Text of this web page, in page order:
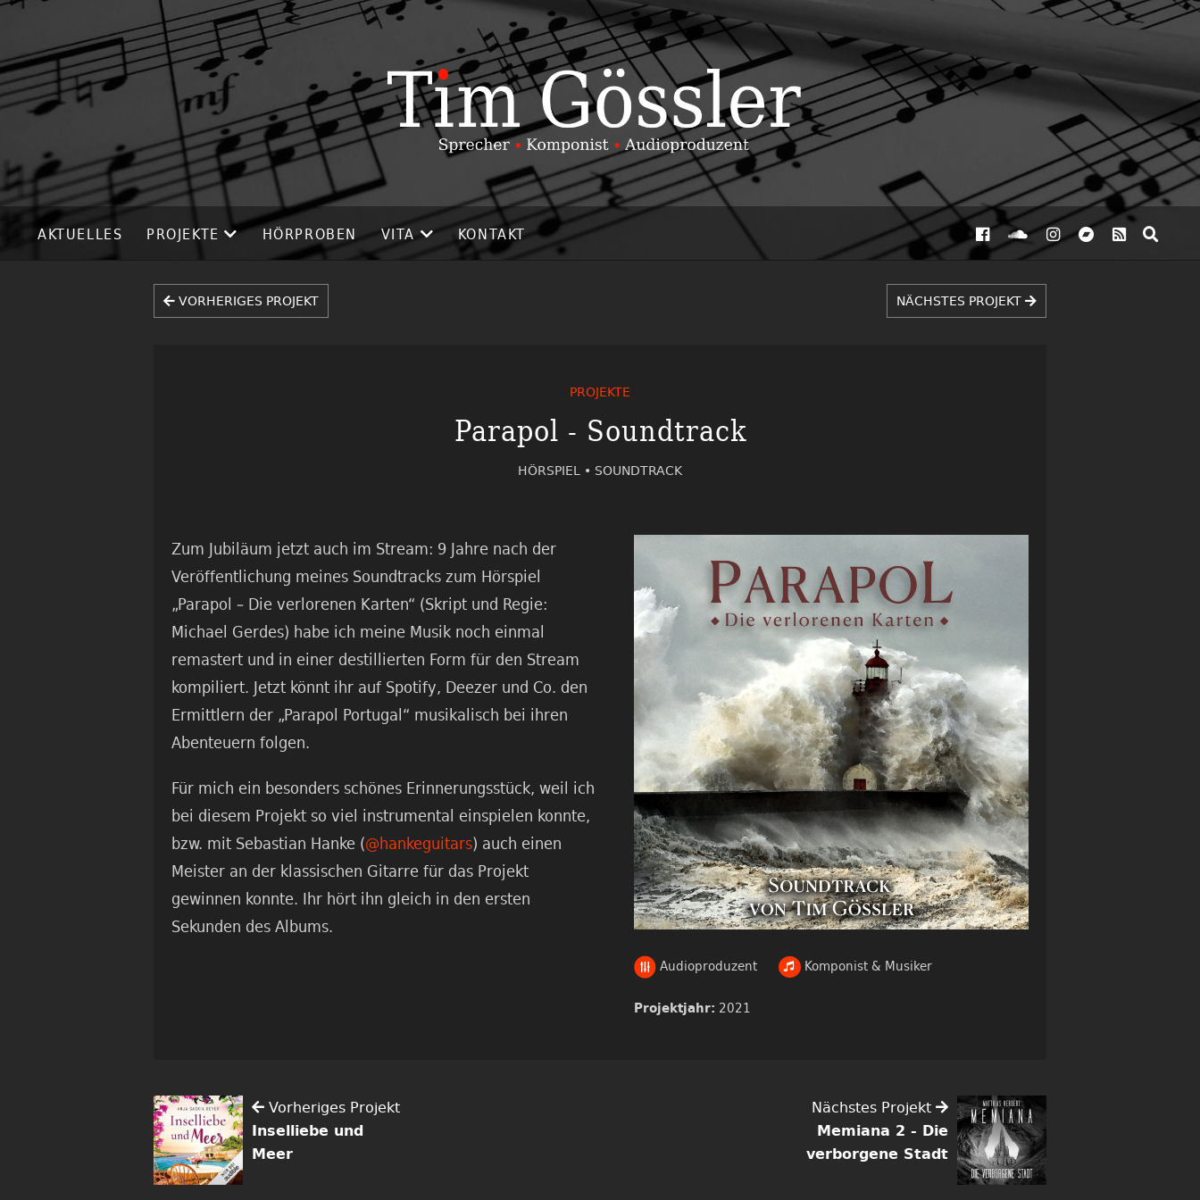
AKTUELLES PROJEKTE HÖRPROBEN VITA KONTAKT
VORHERIGES PROJEKT NÄCHSTES PROJEKT
PROJEKTE
Parapol - Soundtrack
HÖRSPIEL • SOUNDTRACK
Audioproduzent Komponist & Musiker
Projektjahr: 2021
Zum Jubiläum jetzt auch im Stream: 9 Jahre nach der
Veröffentlichung meines Soundtracks zum Hörspiel
„Parapol – Die verlorenen Karten“ (Skript und Regie:
Michael Gerdes) habe ich meine Musik noch einmal
remastert und in einer destillierten Form für den Stream
kompiliert. Jetzt könnt ihr auf Spotify, Deezer und Co. den
Ermittlern der „Parapol Portugal“ musikalisch bei ihren
Abenteuern folgen.
Für mich ein besonders schönes Erinnerungsstück, weil ich
bei diesem Projekt so viel instrumental einspielen konnte,
bzw. mit Sebastian Hanke (@hankeguitars) auch einen
Meister an der klassischen Gitarre für das Projekt
gewinnen konnte. Ihr hört ihn gleich in den ersten
Sekunden des Albums.
Vorheriges Projekt
Inselliebe und
Meer
Nächstes Projekt
Memiana 2 - Die
verborgene Stadt